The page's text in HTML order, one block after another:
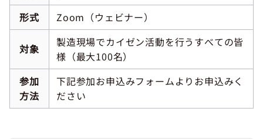
形式
Zoom（ウェビナー）
対象
製造現場でカイゼン活動を行うすべての皆
様（最大100名）
参加
方法
下記参加お申込みフォームよりお申込みく
ださい